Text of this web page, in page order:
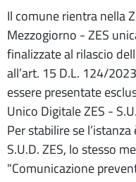
Il comune rientra nella
Mezzogiorno - ZES
finalizzate al rilascio
all’art. 15 D.L. 124/
essere presentate
Unico Digitale ZES -
Per stabilire se
S.U.D. ZES, lo stesso
"Comunicazione